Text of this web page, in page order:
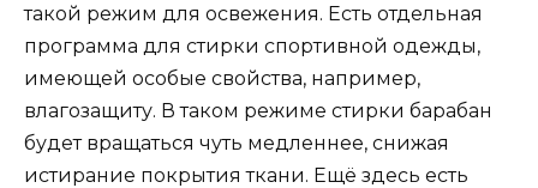
такой режим для освежения. Есть отдельная
программа для стирки спортивной одежды,
имеющей особые свойства, например,
влагозащиту. В таком режиме стирки барабан
будет вращаться чуть медленнее, снижая
истирание покрытия ткани. Ещё здесь есть